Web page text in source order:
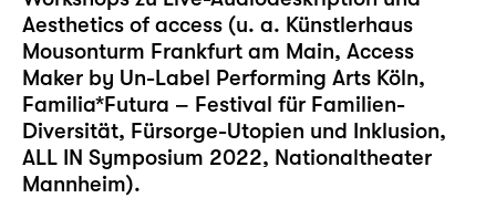
Aesthetics of access (u. a. Künstlerhaus
Mousonturm Frankfurt am Main, Access
Maker by Un-Label Performing Arts Köln,
Familia*Futura – Festival für Familien-
Diversität, Fürsorge-Utopien und Inklusion,
ALL IN Symposium 2022, Nationaltheater
Mannheim).